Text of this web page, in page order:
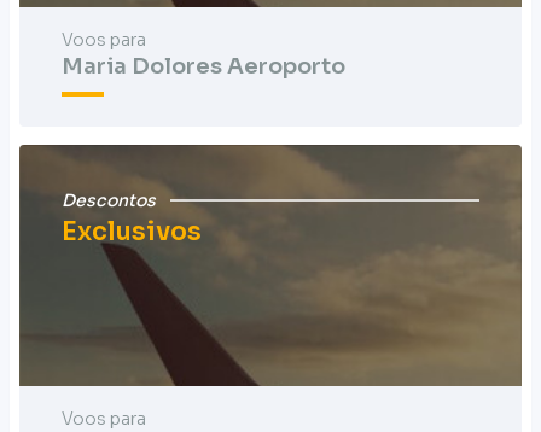
Voos para
Maria Dolores Aeroporto
Descontos
Exclusivos
Voos para